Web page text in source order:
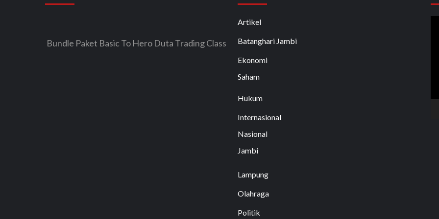
Bundle Paket Basic To Hero Duta Trading Class
Artikel
Batanghari Jambi
Ekonomi
Saham
Hukum
Internasional
Nasional
Jambi
Lampung
Olahraga
Politik